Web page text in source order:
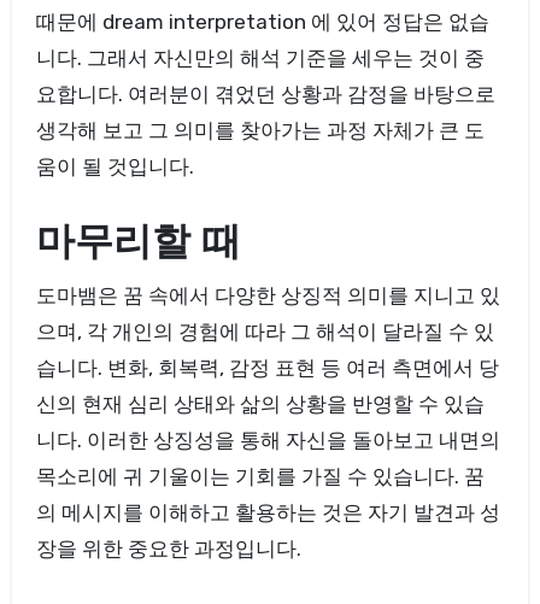
때문에 dream interpretation 에 있어 정답은 없습
니다. 그래서 자신만의 해석 기준을 세우는 것이 중
요합니다. 여러분이 겪었던 상황과 감정을 바탕으로
생각해 보고 그 의미를 찾아가는 과정 자체가 큰 도
움이 될 것입니다.
마무리할 때
도마뱀은 꿈 속에서 다양한 상징적 의미를 지니고 있
으며, 각 개인의 경험에 따라 그 해석이 달라질 수 있
습니다. 변화, 회복력, 감정 표현 등 여러 측면에서 당
신의 현재 심리 상태와 삶의 상황을 반영할 수 있습
니다. 이러한 상징성을 통해 자신을 돌아보고 내면의
목소리에 귀 기울이는 기회를 가질 수 있습니다. 꿈
의 메시지를 이해하고 활용하는 것은 자기 발견과 성
장을 위한 중요한 과정입니다.